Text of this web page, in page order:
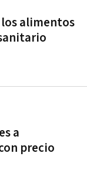
alimentos
a
precio